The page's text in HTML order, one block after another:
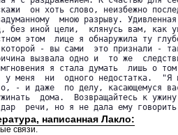
он хоть слово, неизбежно
мною разрыву.
без иной цели,  клянусь вам, как
этом  лице я обнаружила ту
которой - вы сами  это признали -
вызвала одно и  то же
мгновения я стала думать  лишь о
у меня  ни  одного недостатка.
- и даже  по делу, касающемуся
дома.  Возвращайтесь к
дар  речи, но я не дала ему
написанная Лакло:
связи.